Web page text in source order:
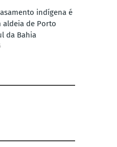
indígena é
aldeia de Porto
da Bahia